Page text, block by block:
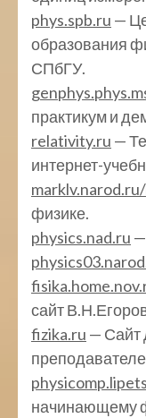
phys.spb.ru —
образования
СПбГУ.
практикум и
relativity.ru —
интернет-
физике.
physics.nad.ru
сайт
fizika.ru — Сайт
начинающему